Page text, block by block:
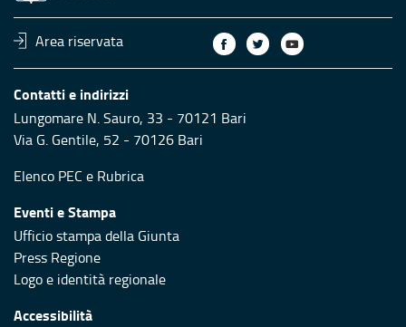
Area riservata
Contatti e indirizzi
Lungomare N. Sauro, 33 - 70121 Bari
Via G. Gentile, 52 - 70126 Bari
Elenco PEC e Rubrica
Eventi e Stampa
Ufficio stampa della Giunta
Press Regione
Logo e identità regionale
Accessibilità